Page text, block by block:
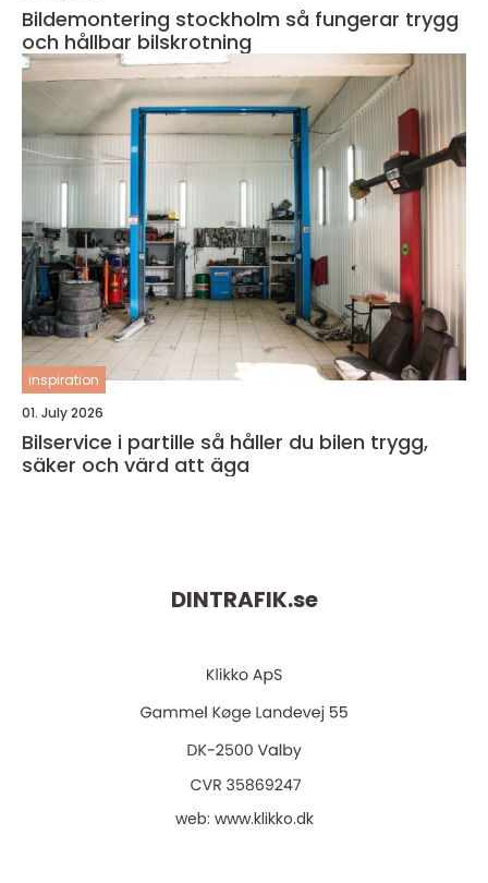
Bildemontering stockholm så fungerar trygg
och hållbar bilskrotning
inspiration
01. July 2026
Bilservice i partille så håller du bilen trygg,
säker och värd att äga
DINTRAFIK.se
web: www.klikko.dk